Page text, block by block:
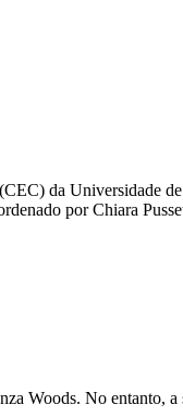
da
por Chiara
Woods. No entanto,